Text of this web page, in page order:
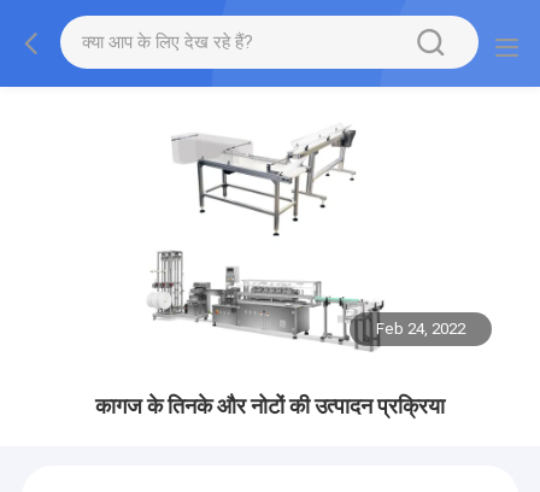
Feb 24, 2022
कागज के तिनके और नोटों की उत्पादन प्रक्रिया